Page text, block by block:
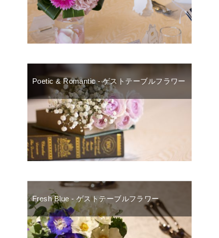
Poetic & Romantic - ゲストテーブルフラワー
Fresh Blue - ゲストテーブルフラワー